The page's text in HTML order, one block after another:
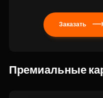
Заказать
Премиальные